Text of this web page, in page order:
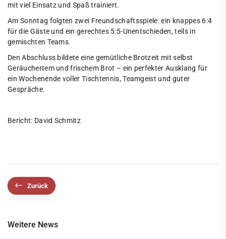
mit viel Einsatz und Spaß trainiert.
Am Sonntag folgten zwei Freundschaftsspiele: ein knappes 6:4
für die Gäste und ein gerechtes 5:5-Unentschieden, teils in
gemischten Teams.
Den Abschluss bildete eine gemütliche Brotzeit mit selbst
Geräuchertem und frischem Brot – ein perfekter Ausklang für
ein Wochenende voller Tischtennis, Teamgeist und guter
Gespräche.
Bericht: David Schmitz
Zurück
Weitere News